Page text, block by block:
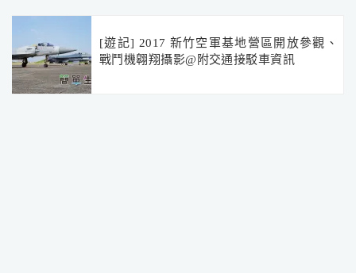
[遊記] 2017 新竹空軍基地營區開放參觀、
戰鬥機翱翔攝影@附交通接駁車資訊